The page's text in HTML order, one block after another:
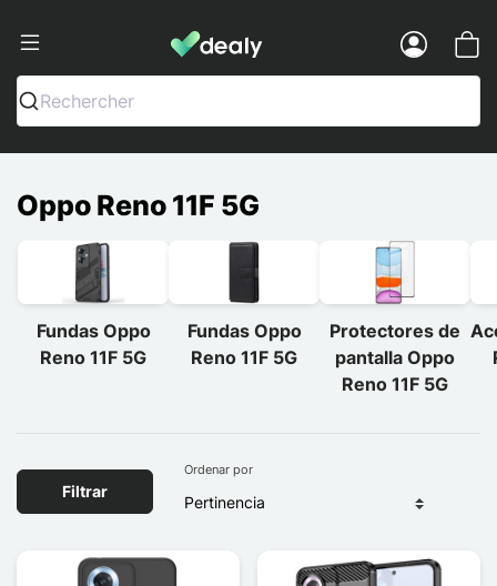
Dealy - Fundas y accesorios para
Rechercher
Oppo Reno 11F 5G
Fundas Oppo
Reno 11F 5G
Fundas Oppo
Reno 11F 5G
Protectores de
pantalla Oppo
Reno 11F 5G
Filtrar
Ordenar por